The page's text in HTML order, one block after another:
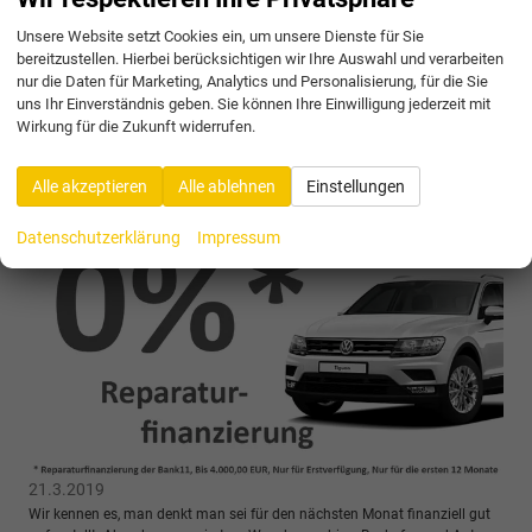
Aktion zählt nur für ...
weiterlesen
Unglaublich, aber wahr! Reparaturfinanzierungen
21.3.2019
Wir kennen es, man denkt man sei für den nächsten Monat finanziell gut
Unsere Website setzt Cookies ein, um unsere Dienste für Sie
bereitzustellen. Hierbei berücksichtigen wir Ihre Auswahl und verarbeiten
nur die Daten für Marketing, Analytics und Personalisierung, für die Sie
uns Ihr Einverständnis geben. Sie können Ihre Einwilligung jederzeit mit
Wirkung für die Zukunft widerrufen.
Alle akzeptieren Alle ablehnen Einstellungen
Datenschutzerklärung Impressum